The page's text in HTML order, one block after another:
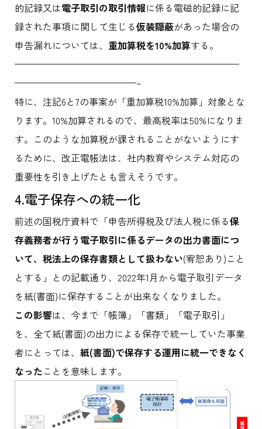
的記録又は電子取引の取引情報に係る電磁的記録に記
録された事項に関して生じる仮装隠蔽があった場合の
申告漏れについては、 重加算税を10%加算する。
————————————————————————
—————————————–
特に、注記6と7の事案が「重加算税10%加算」対象とな
ります。10%加算されるので、最高税率は50%になりま
す。このような加算税が課されることがないようにす
るために、改正電帳法は、社内教育やシステム対応の
重要性を引き上げたとも言えそうです。
4.電子保存への統一化
前述の国税庁資料で「申告所得税及び法人税に係る保
存義務者が行う電子取引に係るデータの出力書面につ
いて、税法上の保存書類として扱わない(宥恕あり)こと
とする」との記載通り、2022年1月から電子取引データ
を紙(書面)に保存することが出来なくなりました。
この影響は、今まで「帳簿」「書類」「電子取引」
を、全て紙(書面)の出力による保存で統一していた事業
者にとっては、 紙(書面)で保存する運用に統一できなく
なったことを意味します。